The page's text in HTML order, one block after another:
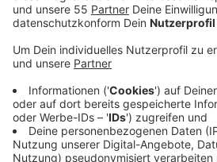
Anzeige
Gaststätten hin, die sich auf
beruft. Sie will dieses Jahr Abhilfe
Betroffenen liegen beim
amtlichen Niedriglohnschwelle